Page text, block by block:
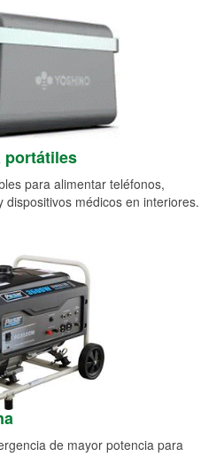
portátiles
para alimentar teléfonos,
médicos en interiores.
de mayor potencia para